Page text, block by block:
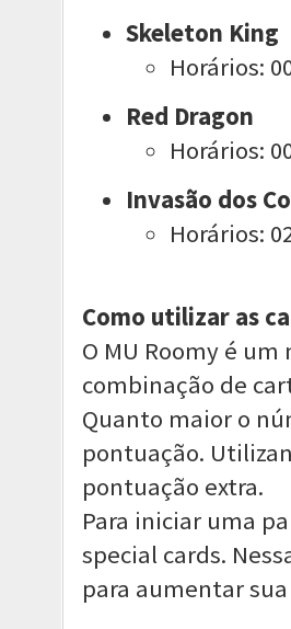
Skeleton King
Horários:
Red Dragon
Horários:
Invasão dos
Horários:
Como utilizar as
O MU Roomy é
combinação de
Quanto maior o
pontuação.
pontuação extra.
Para iniciar uma
special cards.
para aumentar